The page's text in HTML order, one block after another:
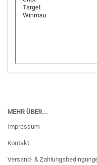
MEHR ÜBER...
Impressum
Kontakt
Versand- &